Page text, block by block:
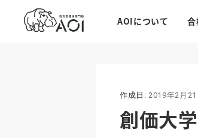
AOIについて
作成日: 2019年2月
創価大